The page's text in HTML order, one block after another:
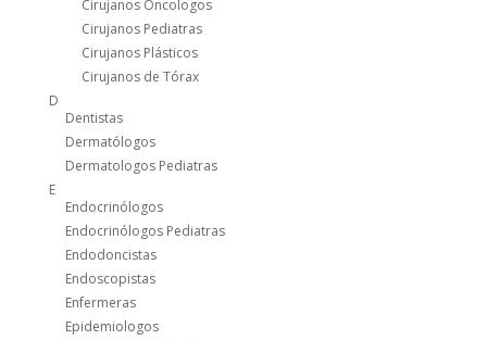
Cirujanos Oncologos
Cirujanos Pediatras
Cirujanos Plásticos
Cirujanos de Tórax
D
Dentistas
Dermatólogos
Dermatologos Pediatras
E
Endocrinólogos
Endocrinólogos Pediatras
Endodoncistas
Endoscopistas
Enfermeras
Epidemiologos